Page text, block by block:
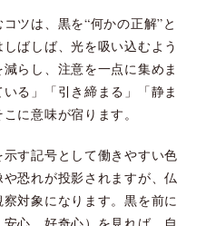
ツは、黒を“何かの正解”と
ばしば、光を吸い込むよう
らし、注意を一点に集めま
る」「引き締まる」「静ま
に意味が宿ります。
す記号として働きやすい色
恐れが投影されますが、仏
対象になります。黒を前に
心、好奇心）を見れば、自